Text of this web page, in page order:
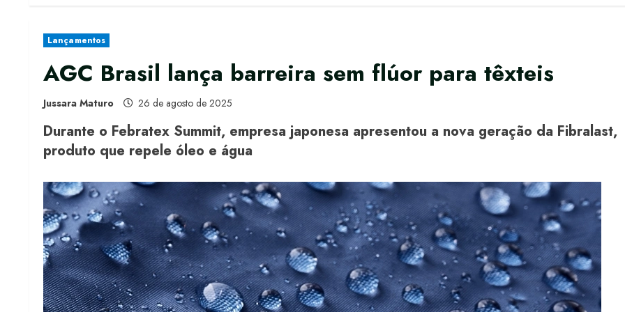
Lançamentos
AGC Brasil lança barreira sem flúor para têxteis
Jussara Maturo 26 de agosto de 2025
Durante o Febratex Summit, empresa japonesa apresentou a nova geração da Fibralast,
produto que repele óleo e água